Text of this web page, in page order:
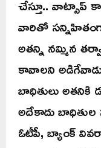
చేస్తూ.. వాట్సాప్
వారితో
అతన్ని నమ్మిన
కావాలని
బాధితులు అతనికి
అదేకాదు బాధితుల
ఓటీపీ, బ్యాంక్